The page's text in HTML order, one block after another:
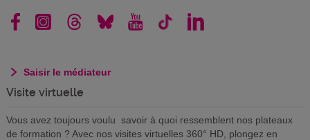
Saisir le médiateur
Visite virtuelle
Vous avez toujours voulu savoir à quoi ressemblent nos plateaux
de formation ? Avec nos visites virtuelles 360° HD, plongez en